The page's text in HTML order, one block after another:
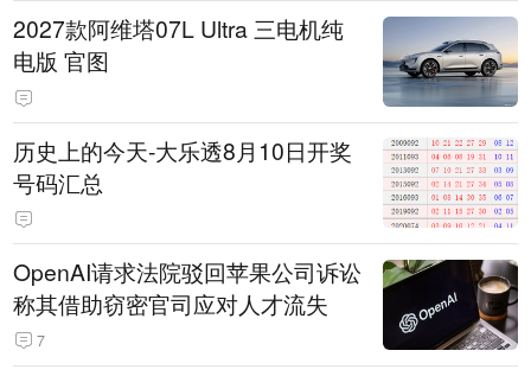
2027款阿维塔07L Ultra 三电机纯
电版 官图
历史上的今天-大乐透8月10日开奖
号码汇总
OpenAI请求法院驳回苹果公司诉讼
称其借助窃密官司应对人才流失
7